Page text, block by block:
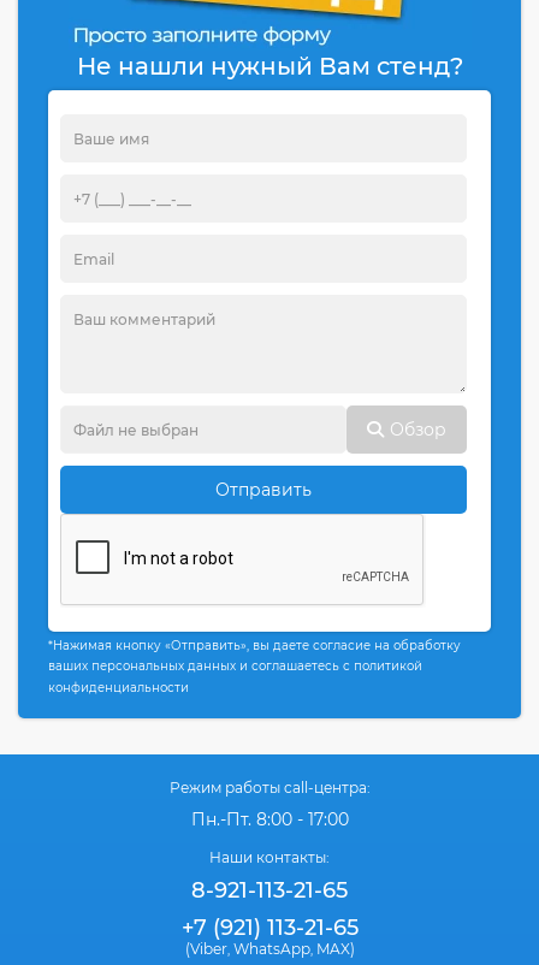
Не нашли нужный Вам стенд?
Обзор
Отправить
*Нажимая кнопку «Отправить», вы даете согласие на обработку
ваших персональных данных и соглашаетесь с политикой
конфиденциальности
Режим работы call-центра:
Пн.-Пт. 8:00 - 17:00
Наши контакты:
8-921-113-21-65
+7 (921) 113-21-65
(Viber, WhatsApp, MAX)